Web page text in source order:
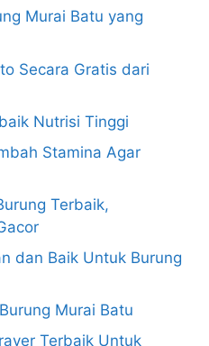
Murai Batu yang
Secara Gratis dari
Nutrisi Tinggi
Stamina Agar
Terbaik,
dan Baik Untuk Burung
Murai Batu
Terbaik Untuk